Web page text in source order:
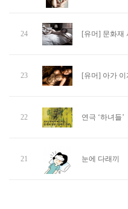
24 [유머] 문화재
23 [유머] 아가 이
22 연극 ‘하녀들’
21 눈에 다래끼